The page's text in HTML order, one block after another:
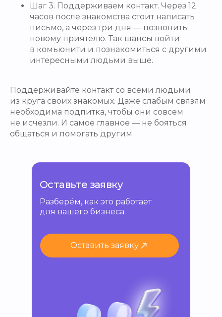
Шаг 3. Поддерживаем контакт. Через 12
часов после знакомства стоит написать
письмо, а через три дня — позвонить
новому приятелю. Так шансы войти
в комьюнити и познакомиться с другими
интересными людьми выше.
Поддерживайте контакт со всеми людьми
из круга своих знакомых. Даже слабым связям
необходима подпитка, чтобы они совсем
не исчезли. И самое главное — не бояться
общаться и помогать другим.
Оставить заявку
Оставьте заявку
Разберём, как это работает
для вашего бизнеса.